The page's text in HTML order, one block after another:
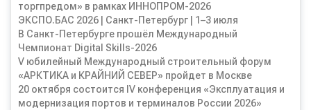
торгпредом» в рамках ИННОПРОМ-2026
ЭКСПО.БАС 2026 | Санкт-Петербург | 1–3 июля
В Санкт-Петербурге прошёл Международный
Чемпионат Digital Skills-2026
V юбилейный Международный строительный форум
«АРКТИКА и КРАЙНИЙ СЕВЕР» пройдет в Москве
20 октября состоится IV конференция «Эксплуатация и
модернизация портов и терминалов России 2026»